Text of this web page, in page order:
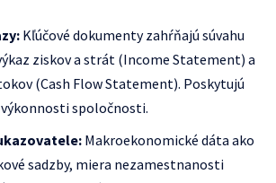
Kľúčové dokumenty zahŕňajú súvahu
ziskov a strát (Income Statement) a
(Cash Flow Statement). Poskytujú
výkonnosti spoločnosti.
Makroekonomické dáta ako
sadzby, miera nezamestnanosti